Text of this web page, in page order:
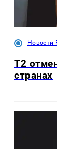
Новости
Т2
странах